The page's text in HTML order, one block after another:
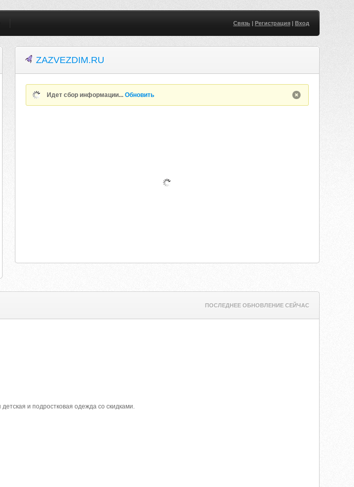
Связь| Регистрация| Вход
ZAZVEZDIM.RU
Идет сбор информации...Обновить
ПОСЛЕДНЕЕ ОБНОВЛЕНИЕ СЕЙЧАС
и подростковая одежда со скидками.